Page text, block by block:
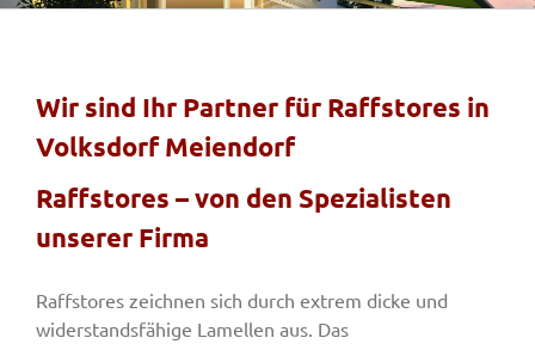
Überdachungen
Fenster & Türen
Wir sind Ihr Partner für Raffstores in
Volksdorf Meiendorf
Raffstores – von den Spezialisten
unserer Firma
Raffstores zeichnen sich durch extrem dicke und
widerstandsfähige Lamellen aus. Das